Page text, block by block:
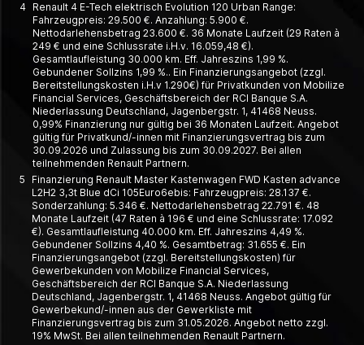
4 Renault 4 E-Tech elektrisch Evolution 120 Urban Range:
Fahrzeugpreis: 29.500 €. Anzahlung: 5.900 €.
Nettodarlehensbetrag 23.600 €. 36 Monate Laufzeit (29 Raten à
249 € und eine Schlussrate i.H.v. 16.059,48 €).
Gesamtlaufleistung 30.000 km. Eff. Jahreszins 1,99 %.
Gebundener Sollzins 1,99 %.. Ein Finanzierungsangebot (zzgl.
Bereitstellungskosten i.H.v 1.290€) für Privatkunden von Mobilize
Financial Services, Geschäftsbereich der RCI Banque S.A.
Niederlassung Deutschland, Jagenbergstr. 1, 41468 Neuss.
0,99% Finanzierung nur gültig bei 36 Monaten Laufzeit. Angebot
gültig für Privatkund/-innen mit Finanzierungsvertrag bis zum
30.09.2026 und Zulassung bis zum 30.09.2027. Bei allen
teilnehmenden Renault Partnern.
5
Finanzierung Renault Master Kastenwagen FWD Kasten advance
L2H2 3,3t Blue dCi 105Euro6ebis: Fahrzeugpreis: 28.137 €.
Sonderzahlung: 5.346 €. Nettodarlehensbetrag 22.791 €. 48
Monate Laufzeit (47 Raten à 196 € und eine Schlussrate: 17.092
€). Gesamtlaufleistung 40.000 km. Eff. Jahreszins 4,49 %.
Gebundener Sollzins 4,40 %. Gesamtbetrag: 31.655 €. Ein
Finanzierungsangebot (zzgl. Bereitstellungskosten) für
Gewerbekunden von Mobilize Financial Services,
Geschäftsbereich der RCI Banque S.A. Niederlassung
Deutschland, Jagenbergstr. 1, 41468 Neuss. Angebot gültig für
Gewerbekund/-innen aus der Gewerkliste mit
Finanzierungsvertrag bis zum 31.05.2026. Angebot netto zzgl.
19% MwSt. Bei allen teilnehmenden Renault Partnern.